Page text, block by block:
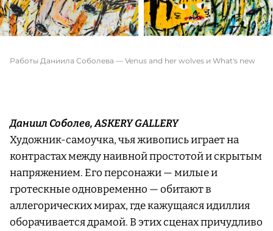
Работы Даниила Соболева — Venus and her wolves и What's new
Даниил Соболев, ASKERY GALLERY
Художник-самоучка, чья живопись играет на
контрастах между наивной простотой и скрытым
напряжением. Его персонажи — милые и
гротескные одновременно — обитают в
аллегорических мирах, где кажущаяся идиллия
оборачивается драмой. В этих сценах причудливо